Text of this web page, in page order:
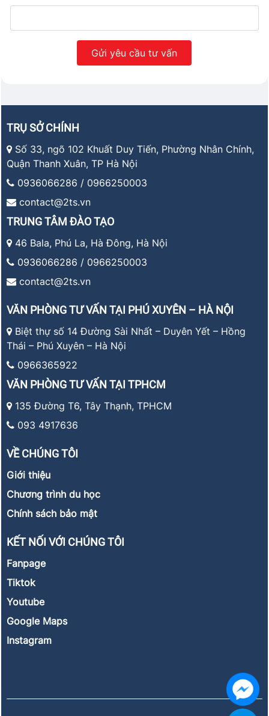
TRỤ SỞ CHÍNH
Số 33, ngõ 102 Khuất Duy Tiến, Phường Nhân Chính,
Quận Thanh Xuân, TP Hà Nội
0936066286 / 0966250003
contact@2ts.vn
TRUNG TÂM ĐÀO TẠO
46 Bala, Phú La, Hà Đông, Hà Nội
0936066286 / 0966250003
contact@2ts.vn
VĂN PHÒNG TƯ VẤN TẠI PHÚ XUYÊN – HÀ NỘI
Biệt thự số 14 Đường Sài Nhất – Duyên Yết – Hồng
Thái – Phú Xuyên – Hà Nội
0966365922
VĂN PHÒNG TƯ VẤN TẠI TPHCM
135 Đường T6, Tây Thạnh, TPHCM
093 4917636
VỀ CHÚNG TÔI
Giới thiệu
Chương trình du học
Chính sách bảo mật
KẾT NỐI VỚI CHÚNG TÔI
Fanpage
Tiktok
Youtube
Google Maps
Instagram